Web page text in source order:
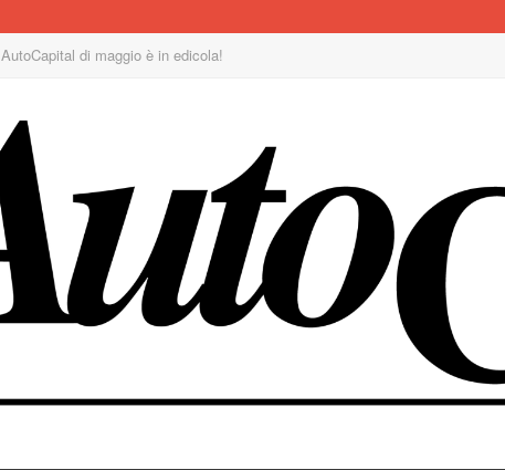
AutoCapital di maggio è in edicola!
1000 Miglia: un team rosa sulla rossa
Il Concorso Villa d’Este è ai nastri di partenza
I SUV Premium Omoda & Jaecoo
Il ritorno della Lancia nei rally
AutoCapital di marzo è in edicola!
AutoCapital di febbraio è in edicola!